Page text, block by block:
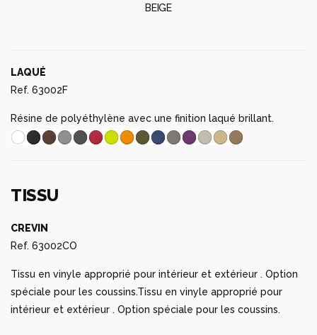
BEIGE
LAQUÉ
Ref. 63002F
Résine de polyéthylène avec une finition laqué brillant.
TISSU
CREVIN
Ref. 63002CO
Tissu en vinyle approprié pour intérieur et extérieur . Option
spéciale pour les coussins.Tissu en vinyle approprié pour
intérieur et extérieur . Option spéciale pour les coussins.